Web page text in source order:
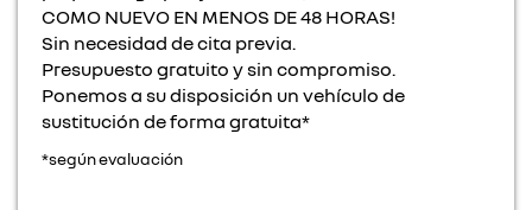
COMO NUEVO EN MENOS DE 48 HORAS!
Sin necesidad de cita previa.
Presupuesto gratuito y sin compromiso.
Ponemos a su disposición un vehículo de
sustitución de forma gratuita*
*según evaluación